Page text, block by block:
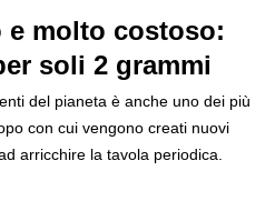
e molto costoso:
soli 2 grammi
del pianeta è anche uno dei più
con cui vengono creati nuovi
arricchire la tavola periodica.